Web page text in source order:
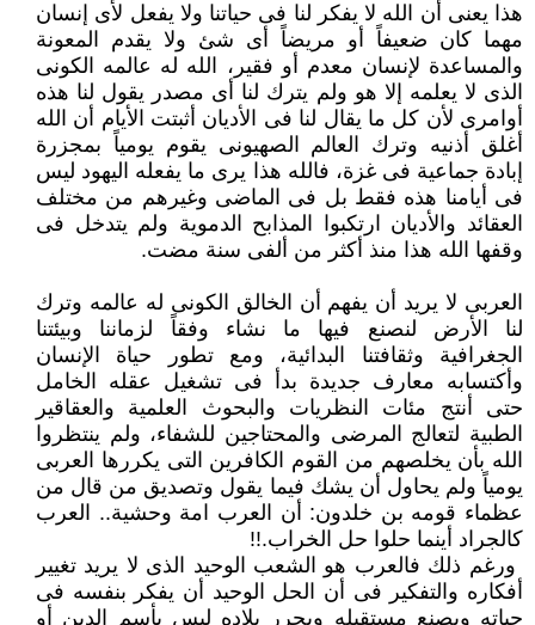
هذا يعنى أن الله لا يفكر لنا فى حياتنا ولا يفعل لأى إنسان
مهما كان ضعيفاً أو مريضاً أى شئ ولا يقدم المعونة
والمساعدة لإنسان ‏معدم أو فقير، الله له عالمه الكونى
الذى لا يعلمه إلا هو ولم يترك لنا أى مصدر يقول لنا هذه
أوامرى لأن كل ما يقال لنا فى ‏الأديان أثبتت الأيام أن الله
أغلق أذنيه وترك العالم الصهيونى يقوم يومياً بمجزرة
إبادة جماعية فى غزة، فالله هذا يرى ما يفعله ‏اليهود ليس
فى أيامنا هذه فقط بل فى الماضى وغيرهم من مختلف
العقائد والأديان ارتكبوا المذابح الدموية ولم يتدخل فى
وقفها الله ‏هذا منذ أكثر من ألفى سنة مضت.‏
العربى لا يريد أن يفهم أن الخالق الكونى له عالمه وترك
لنا الأرض لنصنع فيها ما نشاء وفقاً لزماننا وبيئتنا
الجغرافية وثقافتنا ‏البدائية، ومع تطور حياة الإنسان
وأكتسابه معارف جديدة بدأ فى تشغيل عقله الخامل
حتى أنتج مئات النظريات والبحوث العلمية ‏والعقاقير
الطبية لتعالج المرضى والمحتاجين للشفاء، ولم ينتظروا
الله بأن يخلصهم من القوم الكافرين التى يكررها العربى
يومياً ولم ‏يحاول أن يشك فيما يقول وتصديق من قال من
عظماء قومه بن خلدون: أن العرب امة وحشية.. العرب
كالجراد أينما حلوا حل ‏الخراب.!!‏
‏ ورغم ذلك فالعرب هو الشعب الوحيد الذى لا يريد تغيير
أفكاره والتفكير فى أن الحل الوحيد أن يفكر بنفسه فى
حياته ويصنع ‏مستقبله ويحرر بلاده ليس بأسم الدين أو